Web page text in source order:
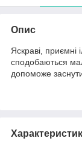
Опис
Яскраві, приємні
сподобаються
допоможе